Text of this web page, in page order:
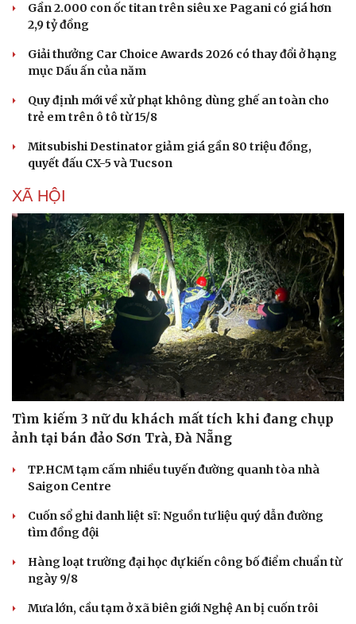
Văn hóa
Sân khấu - Điện ảnh
Âm nhạc
Di sản
Giải trí
Gần 2.000 con ốc titan trên siêu xe Pagani có giá hơn
2,9 tỷ đồng
Giải thưởng Car Choice Awards 2026 có thay đổi ở hạng
mục Dấu ấn của năm
Quy định mới về xử phạt không dùng ghế an toàn cho
trẻ em trên ô tô từ 15/8
Mitsubishi Destinator giảm giá gần 80 triệu đồng,
quyết đấu CX-5 và Tucson
XÃ HỘI
Tìm kiếm 3 nữ du khách mất tích khi đang chụp
ảnh tại bán đảo Sơn Trà, Đà Nẵng
TP.HCM tạm cấm nhiều tuyến đường quanh tòa nhà
Saigon Centre
Cuốn sổ ghi danh liệt sĩ: Nguồn tư liệu quý dẫn đường
tìm đồng đội
Hàng loạt trường đại học dự kiến công bố điểm chuẩn từ
ngày 9/8
Mưa lớn, cầu tạm ở xã biên giới Nghệ An bị cuốn trôi